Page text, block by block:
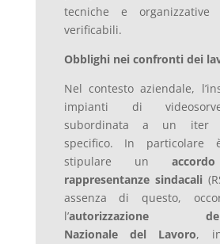
tecniche e organizzative
verificabili.
Obblighi nei confronti dei
Nel contesto aziendale,
impianti di
subordinata a un iter
specifico. In particolare
stipulare un
rappresentanze sindacali
assenza di questo,
l’autorizzazione
Nazionale del Lavoro,